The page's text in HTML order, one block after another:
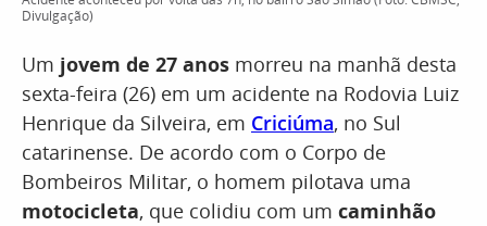
Divulgação)
Um jovem de 27 anos morreu na manhã desta
sexta-feira (26) em um acidente na Rodovia Luiz
Henrique da Silveira, em Criciúma, no Sul
catarinense. De acordo com o Corpo de
Bombeiros Militar, o homem pilotava uma
motocicleta, que colidiu com um caminhão